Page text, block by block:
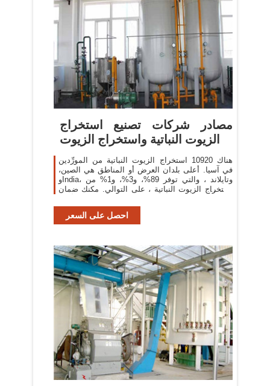
مصادر شركات تصنيع استخراج
الزيوت النباتية واستخراج الزيوت
هناك 10920 استخراج الزيوت النباتية من المورِّدين
في آسيا. أعلى بلدان العرض أو المناطق هي الصين،
وIndia، وتايلاند ، والتي توفر 89%، و3%، و1% من
استخراج الزيوت النباتية ، على التوالي. مكنك ضمان
احصل على السعر